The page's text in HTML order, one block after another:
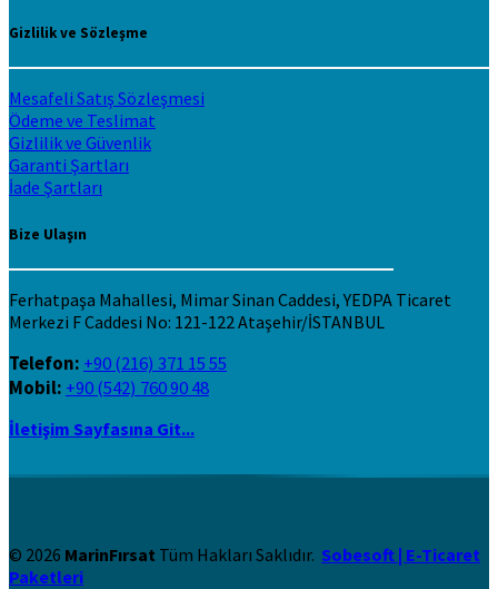
Gizlilik ve Sözleşme
Mesafeli Satış Sözleşmesi
Ödeme ve Teslimat
Gizlilik ve Güvenlik
Garanti Şartları
İade Şartları
Bize Ulaşın
Ferhatpaşa Mahallesi, Mimar Sinan Caddesi, YEDPA Ticaret
Merkezi F Caddesi No: 121-122 Ataşehir/İSTANBUL
Telefon: +90 (216) 371 15 55
Mobil: +90 (542) 760 90 48
İletişim Sayfasına Git...
© 2026 MarinFırsat Tüm Hakları Saklıdır. Sobesoft | E-Ticaret
Paketleri